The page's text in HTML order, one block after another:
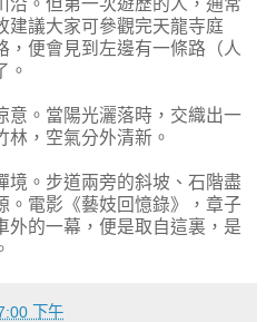
建議大家可參觀完天龍寺庭
，便會見到左邊有一條路（人
。
意。當陽光灑落時，交織出一
林，空氣分外清新。
境。步道兩旁的斜坡、石階盡
。電影《藝妓回憶錄》，章子
外的一幕，便是取自這裏，是
下午